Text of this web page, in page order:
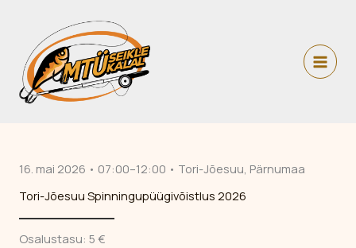
content
16. mai 2026 • 07:00–12:00 • Tori-Jõesuu, Pärnumaa
Tori-Jõesuu Spinningupüügivõistlus 2026
Osalustasu: 5 €